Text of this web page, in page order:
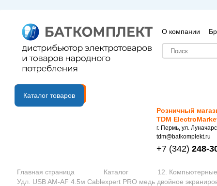
О компании
B2B портал
Каталог товаров
Розничный
TDM
г. Пермь, ул.
tdm@batkomplekt.ru
+7 (342) 248-
Главная страница Каталог
12.
Удл. USB AM-AF 4.5м Cablexpert PRO медь двойное